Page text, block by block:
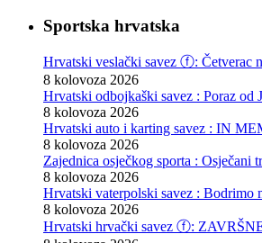
Sportska hrvatska
Hrvatski veslački savez ⓕ: Četverac
8 kolovoza 2026
Hrvatski odbojkaški savez : Poraz od
8 kolovoza 2026
Hrvatski auto i karting savez : IN
8 kolovoza 2026
Zajednica osječkog sporta :
8 kolovoza 2026
Hrvatski vaterpolski savez : Bodrimo
8 kolovoza 2026
Hrvatski hrvački savez ⓕ: